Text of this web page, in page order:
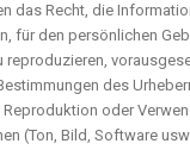
das Recht, die
für den persönlichen
reproduzieren,
des
oder
(Ton, Bild, Software